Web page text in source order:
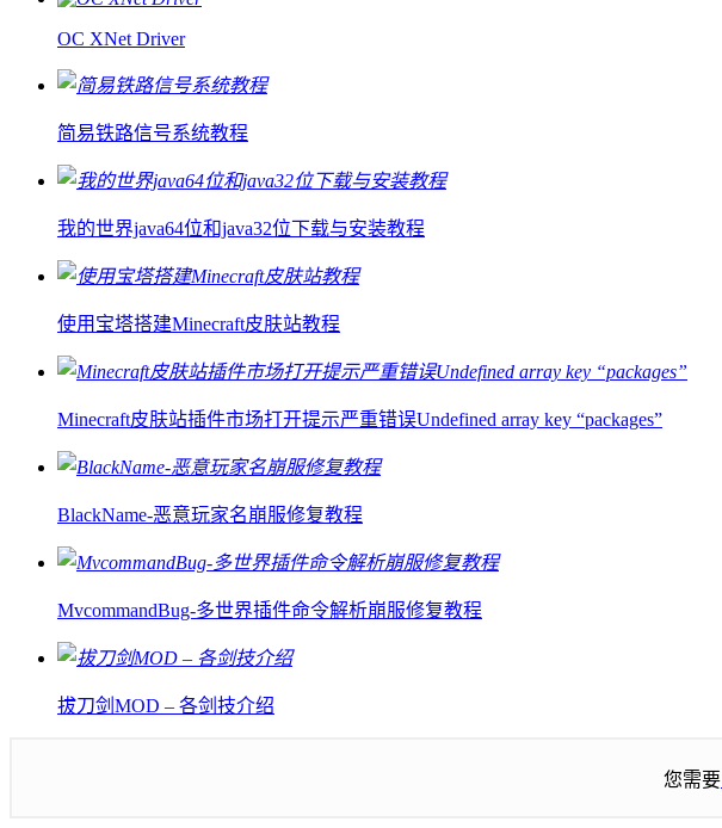
OC XNet Driver
简易铁路信号系统教程
我的世界java64位和java32位下载与安装教程
使用宝塔搭建Minecraft皮肤站教程
Minecraft皮肤站插件市场打开提示严重错误Undefined array key “packages”
BlackName-恶意玩家名崩服修复教程
MvcommandBug-多世界插件命令解析崩服修复教程
拔刀剑MOD – 各剑技介绍
您需要